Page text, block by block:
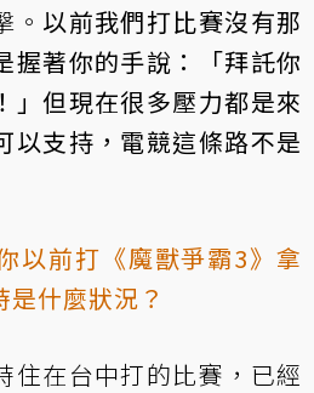
。 以前我們打比賽沒有那
握著你的手說：「拜託你
」但現在很多壓力都是來
以支持，電競這條路不是
以前打《魔獸爭霸3》拿
什麼狀況？
住在台中打的比賽，已經